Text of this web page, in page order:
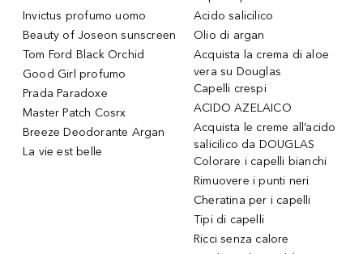
Invictus profumo uomo
Beauty of Joseon sunscreen
Tom Ford Black Orchid
Good Girl profumo
Prada Paradoxe
Master Patch Cosrx
Breeze Deodorante Argan
La vie est belle
Acido salicilico
Olio di argan
Acquista la crema di aloe
vera su Douglas
Capelli crespi
ACIDO AZELAICO
Acquista le creme all’acido
salicilico da DOUGLAS
Colorare i capelli bianchi
Rimuovere i punti neri
Cheratina per i capelli
Tipi di capelli
Ricci senza calore